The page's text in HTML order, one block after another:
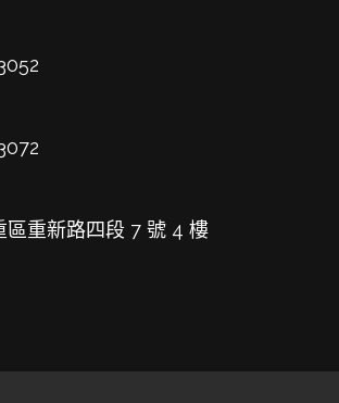
區重新路四段 7 號 4 樓